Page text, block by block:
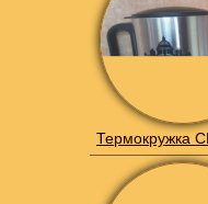
Термокружка